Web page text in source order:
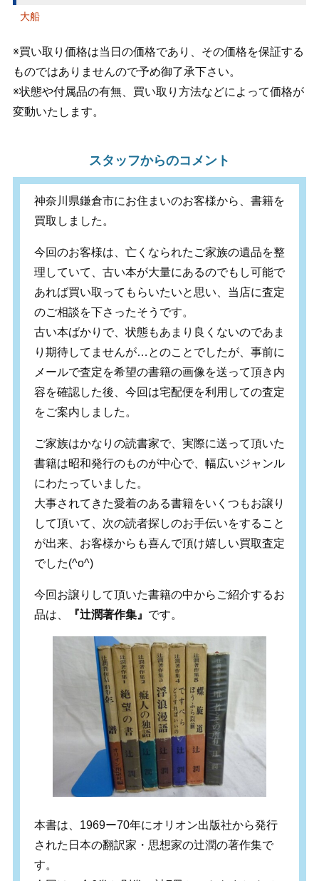
大船
※買い取り価格は当日の価格であり、その価格を保証する
ものではありませんので予め御了承下さい。
※状態や付属品の有無、買い取り方法などによって価格が
変動いたします。
スタッフからのコメント
神奈川県鎌倉市にお住まいのお客様から、書籍を
買取しました。
今回のお客様は、亡くなられたご家族の遺品を整
理していて、古い本が大量にあるのでもし可能で
あれば買い取ってもらいたいと思い、当店に査定
のご相談を下さったそうです。
古い本ばかりで、状態もあまり良くないのであま
り期待してませんが…とのことでしたが、事前に
メールで査定を希望の書籍の画像を送って頂き内
容を確認した後、今回は宅配便を利用しての査定
をご案内しました。
ご家族はかなりの読書家で、実際に送って頂いた
書籍は昭和発行のものが中心で、幅広いジャンル
にわたっていました。
大事されてきた愛着のある書籍をいくつもお譲り
して頂いて、次の読者探しのお手伝いをすること
が出来、お客様からも喜んで頂け嬉しい買取査定
でした(^o^)
今回お譲りして頂いた書籍の中からご紹介するお
品は、
『辻潤著作集』 です。
本書は、1969ー70年にオリオン出版社から発行
された日本の翻訳家・思想家の辻潤の著作集で
す。